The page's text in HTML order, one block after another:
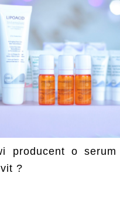
producent o
?